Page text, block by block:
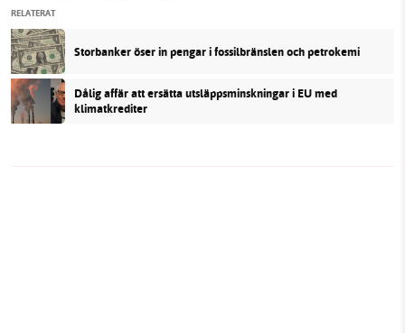
RELATERAT
Storbanker öser in pengar i fossilbränslen och petrokemi
Dålig affär att ersätta utsläppsminskningar i EU med
klimatkrediter